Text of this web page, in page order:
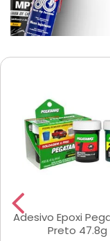
Adesivo Epoxi
Preto 47.8g